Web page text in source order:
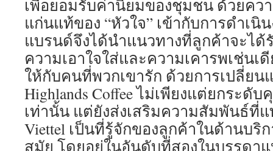
เพื่อยอมรับค่านิยมของชุมชน ด้วยคว
แก่นแท้ของ “หัวใจ” เข้ากับการดำเนิ
แบรนด์จึงได้นำแนวทางที่ลูกค้าจะไ
ความเอาใจใส่และความเคารพเช่น
ให้กับคนที่พวกเขารัก ด้วยการเปลี่ยน
Highlands Coffee ไม่เพียงแต่ยกระดั
เท่านั้น แต่ยังส่งเสริมความสัมพันธ์ที่
Viettel เป็นที่รู้จักของลูกค้าในด้านบ
สมัย โดยอยู่ในอันดับที่สองในบรรดา